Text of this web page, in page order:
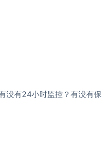
没有24小时监控？有没有保